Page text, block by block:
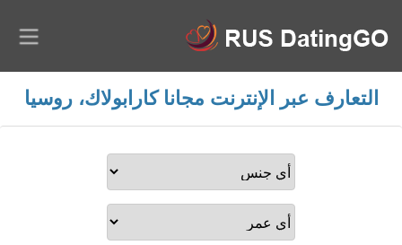
التعارف عبر الإنترنت مجانا كارابولاك، روسيا